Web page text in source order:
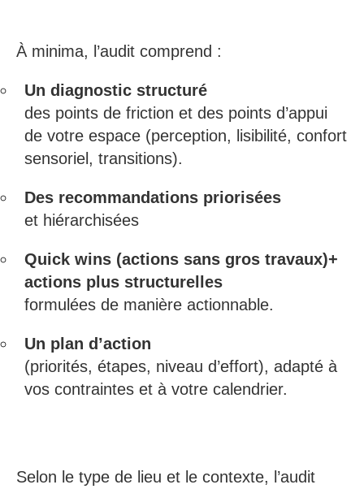
À minima, l’audit comprend :
Un diagnostic structuré
des points de friction et des points d’appui
de votre espace (perception, lisibilité, confort
sensoriel, transitions).
Des recommandations priorisées
et hiérarchisées
Quick wins (actions sans gros travaux)+
actions plus structurelles
formulées de manière actionnable.
Un plan d’action
(priorités, étapes, niveau d’effort), adapté à
vos contraintes et à votre calendrier.
Selon le type de lieu et le contexte, l’audit